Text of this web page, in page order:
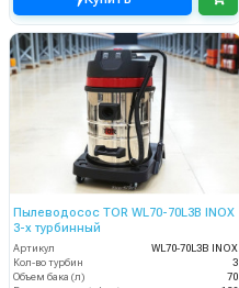
Пылеводосос TOR WL70-70L3B INOX
3-х турбинный
Артикул
WL70-70L3B INOX
Кол-во турбин
3
Объем бака (л)
70